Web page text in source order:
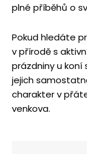
plné příběhů o
Pokud hledáte
v přírodě s
prázdniny u koní
jejich
charakter v
venkova.